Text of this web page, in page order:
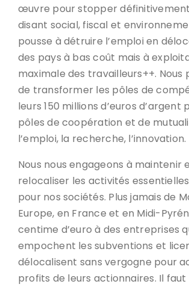
œuvre pour stopper
disant social, fiscal et
pousse à détruire l’emploi en
des pays à bas coût mais à
maximale des travailleurs++. Nous
de transformer les pôles de
leurs 150 millions d’euros d’argent
pôles de coopération et de
l’emploi, la recherche, l’innovation.
Nous nous engageons à maintenir
relocaliser les activités
pour nos sociétés. Plus jamais de
Europe, en France et en Midi-
centime d’euro à des entreprises
empochent les subventions et
délocalisent sans vergogne pour
profits de leurs actionnaires. Il